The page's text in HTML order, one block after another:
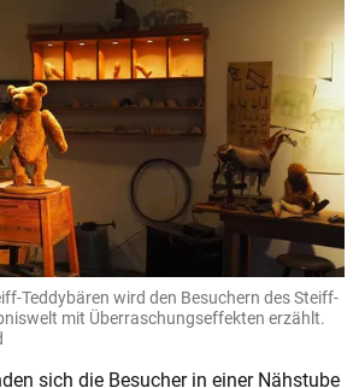
Teddybären wird den Besuchern des Steiff-
mit Überraschungseffekten erzählt.
sich die Besucher in einer Nähstube